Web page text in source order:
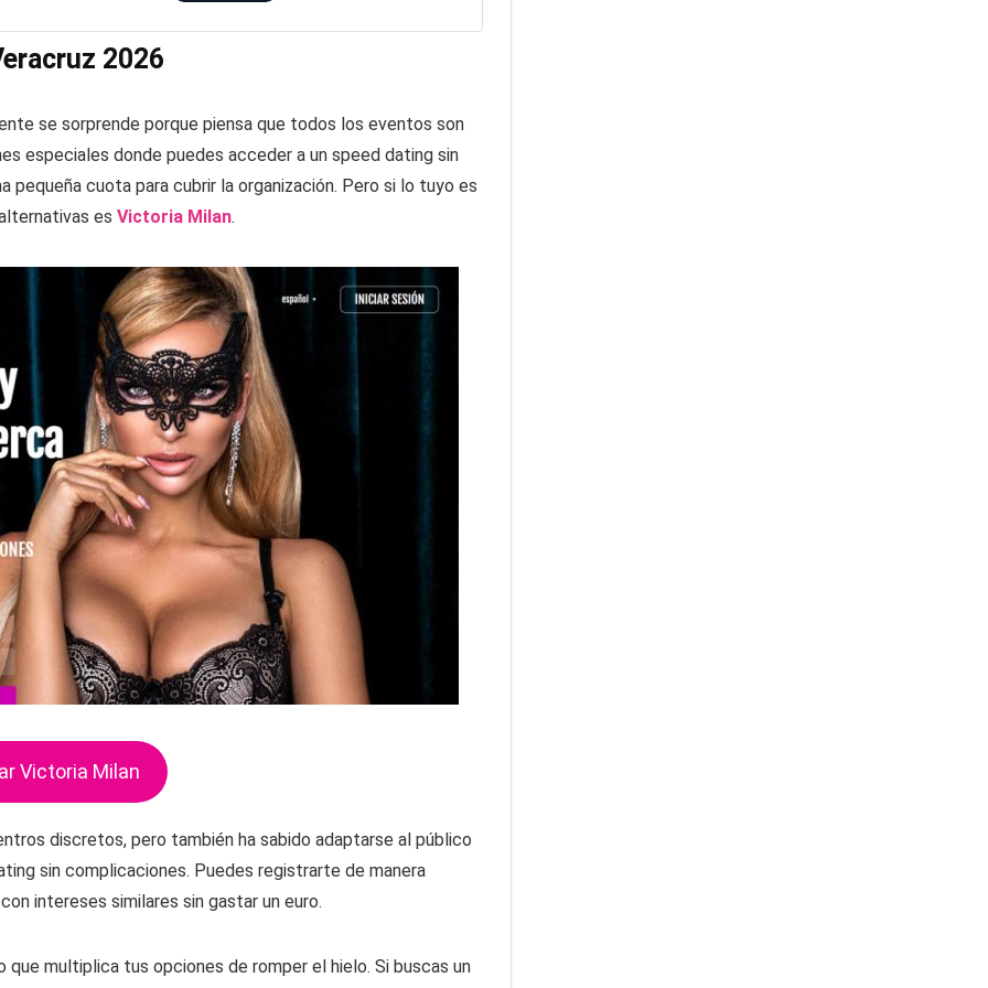
2026
se sorprende porque piensa que todos los eventos son
especiales donde puedes acceder a un speed dating sin
pequeña cuota para cubrir la organización. Pero si lo tuyo es
es Victoria Milan.
Victoria Milan
discretos, pero también ha sabido adaptarse al público
sin complicaciones. Puedes registrarte de manera
intereses similares sin gastar un euro.
multiplica tus opciones de romper el hielo. Si buscas un